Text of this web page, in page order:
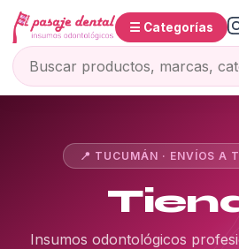
☰ Categorías
📍 TUCUMÁN · ENVÍOS A
Insumos odontológicos